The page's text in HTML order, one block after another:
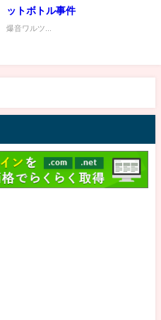
ットボトル事件
爆音ワルツ...